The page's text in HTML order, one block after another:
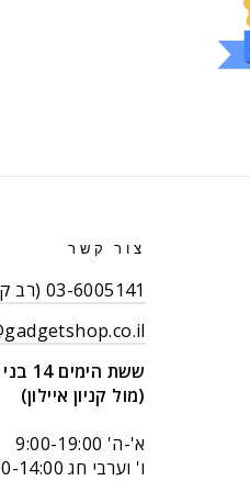
צור קשר
03-6005141 (רב קווי)
ששת הימים 14 בני ברק
(מול קניון איילון)
א'-ה' 9:00-19:00
ו' וערבי חג 9:00-14:00.